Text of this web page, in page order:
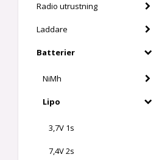
Radio utrustning
Laddare
Batterier
NiMh
Lipo
3,7V 1s
7,4V 2s